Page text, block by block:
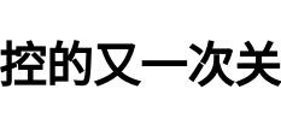
的又一次